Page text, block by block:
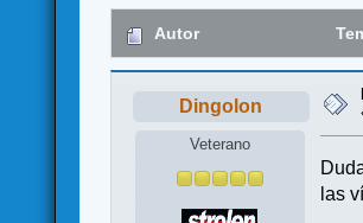
Autor
Dingolon
Veterano
las